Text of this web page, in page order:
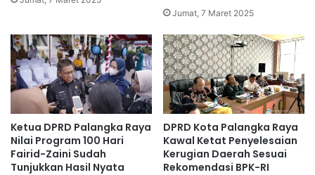
Jumat, 7 Maret 2025
Ketua DPRD Palangka Raya
Nilai Program 100 Hari
Fairid-Zaini Sudah
Tunjukkan Hasil Nyata
DPRD Kota Palangka Raya
Kawal Ketat Penyelesaian
Kerugian Daerah Sesuai
Rekomendasi BPK-RI